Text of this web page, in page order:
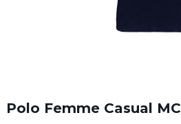
Polo Femme Casual MC